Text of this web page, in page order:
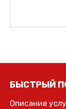
БЫСТРЫЙ
Описание